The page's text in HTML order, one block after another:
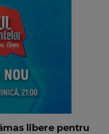
libere pentru